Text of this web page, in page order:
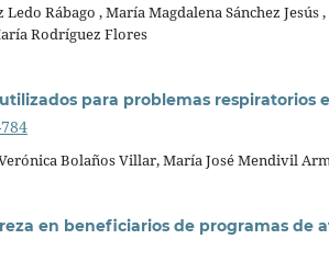
Rábago , María Magdalena Sánchez Jesús
Rodríguez Flores
para problemas respiratorios
Bolaños Villar, María José Mendivil
en beneficiarios de programas de